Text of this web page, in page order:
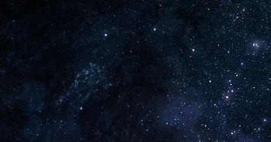
Plus de 2800 critiques de films